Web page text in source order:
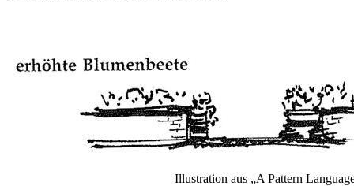
Illustration aus „A Pattern